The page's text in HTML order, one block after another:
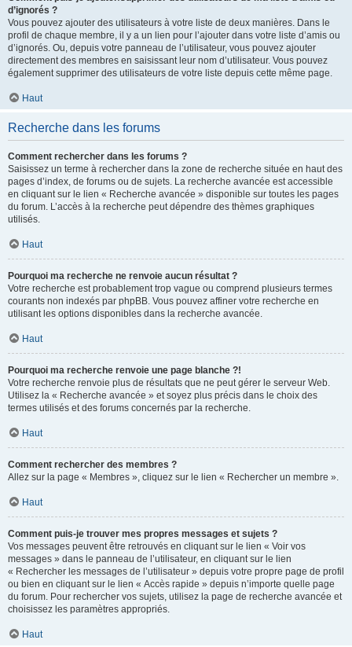
d’ignorés ?
Vous pouvez ajouter des utilisateurs à votre liste de deux manières. Dans le
profil de chaque membre, il y a un lien pour l’ajouter dans votre liste d’amis ou
d’ignorés. Ou, depuis votre panneau de l’utilisateur, vous pouvez ajouter
directement des membres en saisissant leur nom d’utilisateur. Vous pouvez
également supprimer des utilisateurs de votre liste depuis cette même page.
Haut
Recherche dans les forums
Comment rechercher dans les forums ?
Saisissez un terme à rechercher dans la zone de recherche située en haut des
pages d’index, de forums ou de sujets. La recherche avancée est accessible
en cliquant sur le lien « Recherche avancée » disponible sur toutes les pages
du forum. L’accès à la recherche peut dépendre des thèmes graphiques
utilisés.
Haut
Pourquoi ma recherche ne renvoie aucun résultat ?
Votre recherche est probablement trop vague ou comprend plusieurs termes
courants non indexés par phpBB. Vous pouvez affiner votre recherche en
utilisant les options disponibles dans la recherche avancée.
Haut
Pourquoi ma recherche renvoie une page blanche ?!
Votre recherche renvoie plus de résultats que ne peut gérer le serveur Web.
Utilisez la « Recherche avancée » et soyez plus précis dans le choix des
termes utilisés et des forums concernés par la recherche.
Haut
Comment rechercher des membres ?
Allez sur la page « Membres », cliquez sur le lien « Rechercher un membre ».
Haut
Comment puis-je trouver mes propres messages et sujets ?
Vos messages peuvent être retrouvés en cliquant sur le lien « Voir vos
messages » dans le panneau de l’utilisateur, en cliquant sur le lien
« Rechercher les messages de l’utilisateur » depuis votre propre page de profil
ou bien en cliquant sur le lien « Accès rapide » depuis n’importe quelle page
du forum. Pour rechercher vos sujets, utilisez la page de recherche avancée et
choisissez les paramètres appropriés.
Haut